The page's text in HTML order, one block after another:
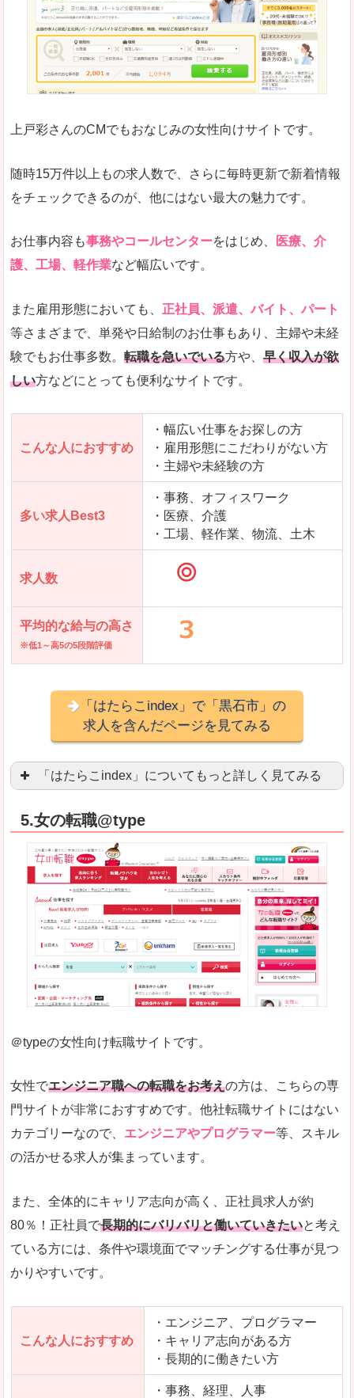
悪いところ
求人の掲載が少し見づらい印象があります。求人
給与が見た目ですぐにわからないことが多いです
詳しい説明 サイト内の検索の人気ワードで英語や中国語など
人気度 普通のマイナビの方を使っている方が多く、女
さまざまな検索機能が充実しており、条件面やこ
ただし、求人情報が少し見づらいです。
「マイナビ転職女性のおしごと」で「黒石市」
の
求人を含んだページを見てみる
上戸彩さんのCMでもおなじみの女性向けサイトです。
随時15万件以上もの求人数で、さらに毎時更新で新着情報
をチェックできるのが、他にはない最大の魅力です。
お仕事内容も事務やコールセンターをはじめ、
医療、介
護、工場、軽作業など幅広いです。
また雇用形態においても、 正社員、派遣、バイト、パート
等さまざまで、単発や日給制のお仕事もあり、主婦や未経
験でもお仕事多数。 転職を急いでいる方や、 早く収入が欲
しい方などにとっても便利なサイトです。
こんな人におすすめ
・幅広い仕事をお探しの方
・雇用形態にこだわりがない方
・主婦や未経験の方
多い求人Best3
・事務、オフィスワーク
・医療、介護
・工場、軽作業、物流、土木
求人数
平均的な給与の高さ
※低1～高5の5段階評価
「はたらこindex」で「黒石市」の
求人を含んだページを見てみる
「はたらこindex」についてもっと詳しく見てみる
良いところ
求人が毎時更新されます！（他社求人サイトは週
希望職種の平均時給が瞬時にわかります。アルバ
求人数が多すぎて、逆に絞り込みに悩んだり、迷
雇用形態にもよりますが、給与額に幅があります。
詳しい説明
希望する職種の平均時給がすぐにわかるので、給
また、他社転職サイトにはない日払いや週払いと
新着案件が続々とアップされるので、転職を急い
人気度
また、上戸彩さんのCMでおなじみなこともあり
使いやすさ
全体的にオレンジ色のトーンで、見ていても疲れ
「はたらこindex」で「黒石市」の
求人を含んだページを見てみる
5.女の転職@type
＠typeの女性向け転職サイトです。
女性でエンジニア職への転職をお考えの方は、こちらの専
門サイトが非常におすすめです。他社転職サイトにはない
カテゴリーなので、 エンジニアやプログラマー等、スキル
の活かせる求人が集まっています。
また、全体的にキャリア志向が高く、正社員求人が約
80％！正社員で長期的にバリバリと働いていきたいと考え
ている方には、条件や環境面でマッチングする仕事が見つ
かりやすいです。
こんな人におすすめ
・エンジニア、プログラマー
・キャリア志向がある方
・長期的に働きたい方
・事務、経理、人事